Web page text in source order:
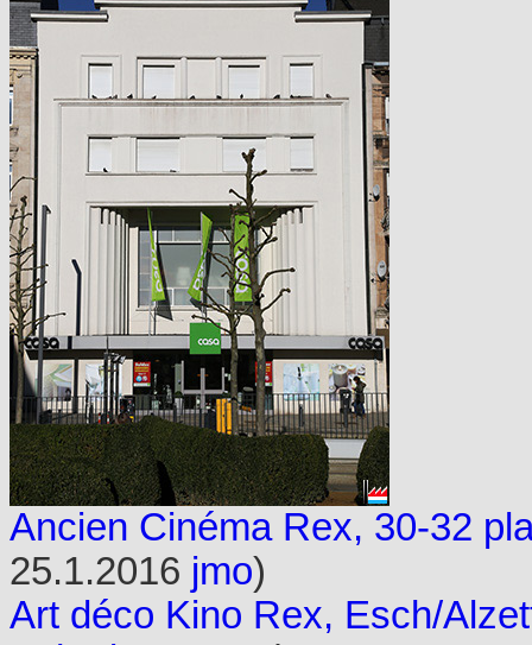
Ancien Cinéma Rex, 30-32
25.1.2016 jmo)
Art déco Kino Rex, Esch/